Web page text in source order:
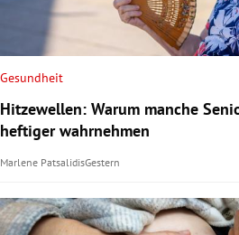
Gesundheit
Hitzewellen: Warum manche
heftiger wahrnehmen
Marlene PatsalidisGestern